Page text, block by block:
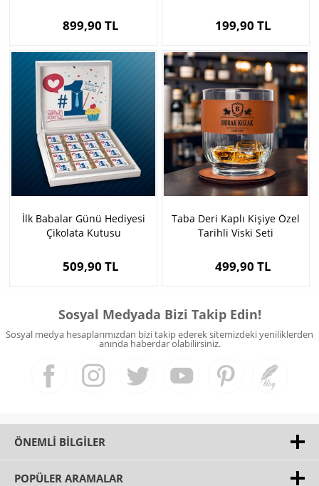
899,90 TL 199,90 TL
İlk Babalar Günü Hediyesi
Çikolata Kutusu
509,90 TL
Taba Deri Kaplı Kişiye Özel
Tarihli Viski Seti
499,90 TL
Sosyal Medyada Bizi Takip Edin!
Sosyal medya hesaplarımızdan bizi takip ederek sitemizdeki yeniliklerden
anında haberdar olabilirsiniz.
ÖNEMLI BILGILER
POPÜLER ARAMALAR